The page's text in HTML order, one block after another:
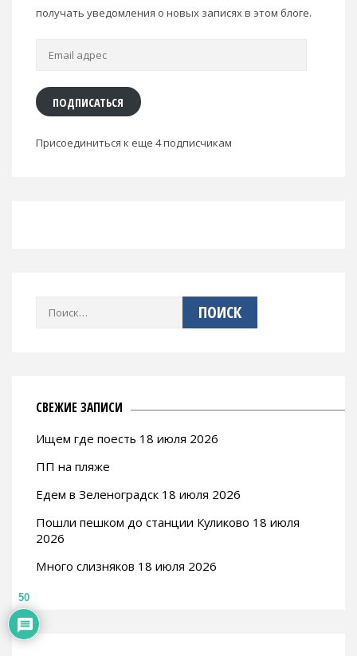
получать уведомления о новых записях в этом блоге.
Email
ПОДПИСАТЬСЯ
Присоединиться к еще 4 подписчикам
Найти:
СВЕЖИЕ ЗАПИСИ
Ищем где поесть 18 июля 2026
ПП на пляже
Едем в Зеленоградск 18 июля 2026
Пошли пешком до станции Куликово 18 июля
2026
Много слизняков 18 июля 2026
50